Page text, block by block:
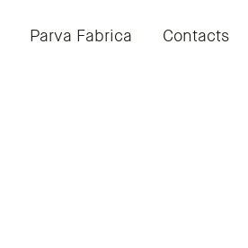
Parva Fabrica Contacts